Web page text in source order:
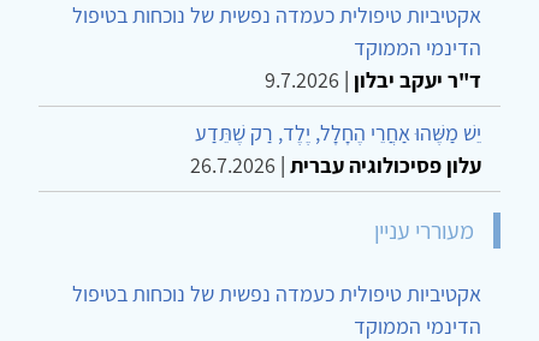
אקטיביות טיפולית כעמדה נפשית של נוכחות בטיפול
הדינמי הממוקד
ד"ר יעקב יבלון |
9.7.2026
יֵשׁ מַשֶּׁהוּ אַחֲרֵי הֶחָלָל, יֶלֶד, רַק שֶׁתֵּדַע
עלון פסיכולוגיה עברית |
26.7.2026
מעוררי עניין
אקטיביות טיפולית כעמדה נפשית של נוכחות בטיפול
הדינמי הממוקד